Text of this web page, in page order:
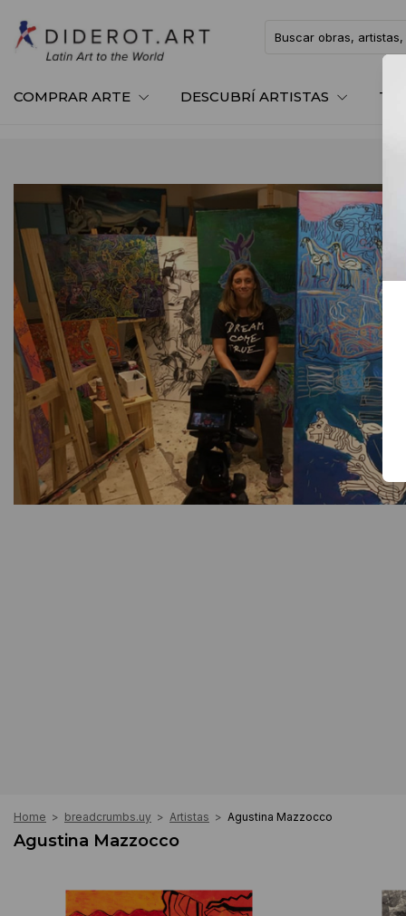
COMPRAR ARTE DESCUBRÍ ARTISTAS TE
Home > breadcrumbs.uy > Artistas > Agustina Mazzocco
Agustina Mazzocco